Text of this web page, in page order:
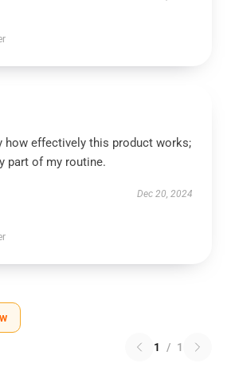
how effectively this product works;
part of my routine.
Dec 20, 2024
1 / 1